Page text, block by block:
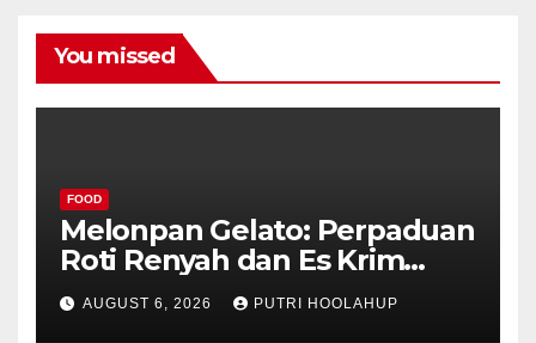
You missed
FOOD
Melonpan Gelato: Perpaduan
Roti Renyah dan Es Krim
Lembut yang Menggoda
AUGUST 6, 2026 PUTRI HOOLAHUP